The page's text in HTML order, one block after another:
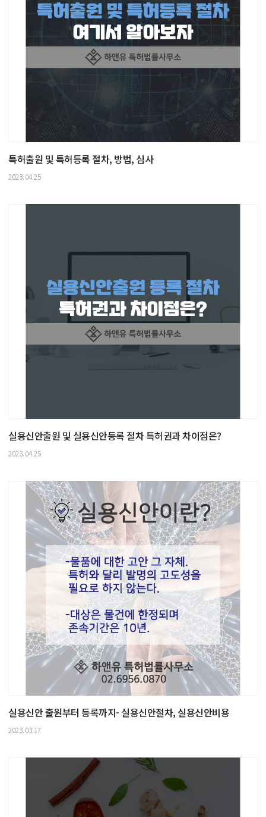
특허출원 및 특허등록 절차, 방법, 심사
2023.04.25
실용신안출원 및 실용신안등록 절차 특허권과 차이점은?
2023.04.25
실용신안 출원부터 등록까지- 실용신안절차, 실용신안비용
2023.03.17